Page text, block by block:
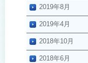
2019年8月
2019年4月
2018年10月
2018年6月